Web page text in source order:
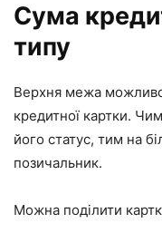
Сума
типу
Верхня межа
кредитної картки.
його статус, тим на
позичальник.
Можна поділити